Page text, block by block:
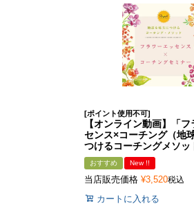
[ポイント使用不可]
【オンライン動画】「
センス×コーチング（地
つけるコーチングメソッ
おすすめ New !!
当店販売価格 ¥3,520税込
カートに入れる